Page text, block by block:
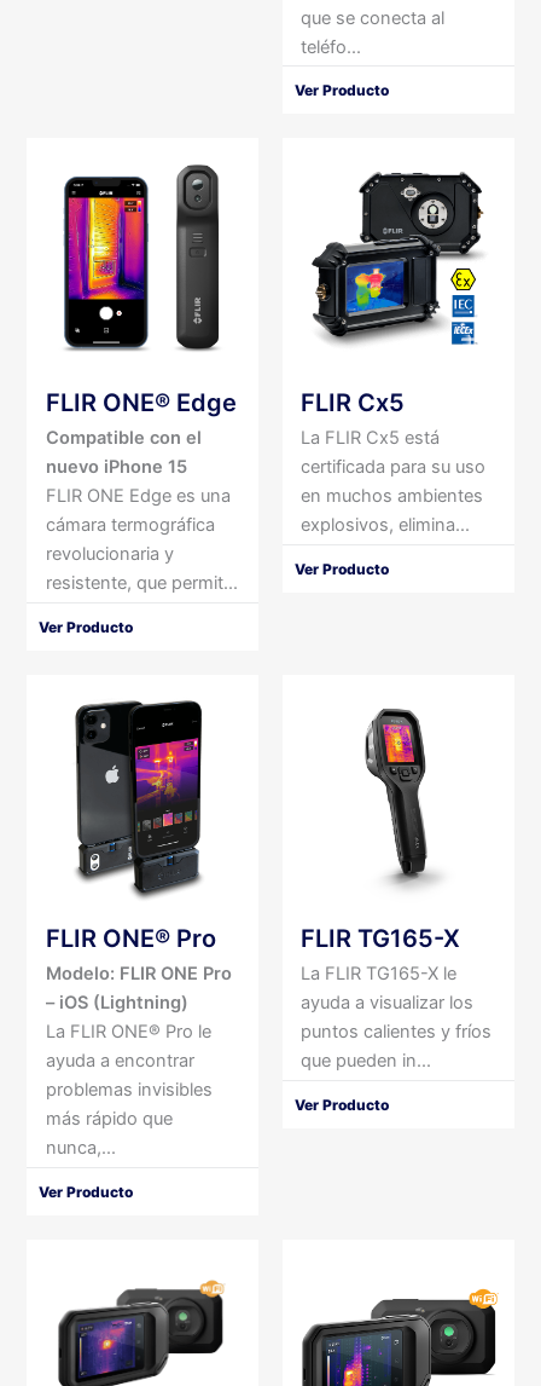
que se conecta al
teléfo...
Ver Producto
FLIR ONE® Edge
Compatible con el
nuevo iPhone 15
FLIR ONE Edge es una
cámara termográfica
revolucionaria y
resistente, que permit...
Ver Producto
FLIR Cx5
La FLIR Cx5 está
certificada para su uso
en muchos ambientes
explosivos, elimina...
Ver Producto
FLIR ONE® Pro
Modelo: FLIR ONE Pro
– iOS (Lightning)
La FLIR ONE® Pro le
ayuda a encontrar
problemas invisibles
más rápido que
nunca,...
Ver Producto
FLIR TG165-X
La FLIR TG165-X le
ayuda a visualizar los
puntos calientes y fríos
que pueden in...
Ver Producto